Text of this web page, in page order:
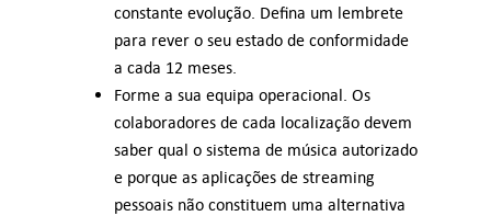
constante evolução. Defina um lembrete
para rever o seu estado de conformidade
a cada 12 meses.
Forme a sua equipa operacional. Os
colaboradores de cada localização devem
saber qual o sistema de música autorizado
e porque as aplicações de streaming
pessoais não constituem uma alternativa